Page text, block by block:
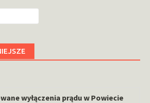
wyłączenia prądu w Powiecie